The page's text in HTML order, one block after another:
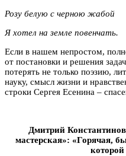
Розу белую с черною жабой
Я хотел на земле повенчать.
Если в нашем непростом,
от постановки и решения
потерять не только поэзию,
науку, смысл жизни и
строки Сергея Есенина –
Дмитрий
мастерская»: «Горячая,
которой